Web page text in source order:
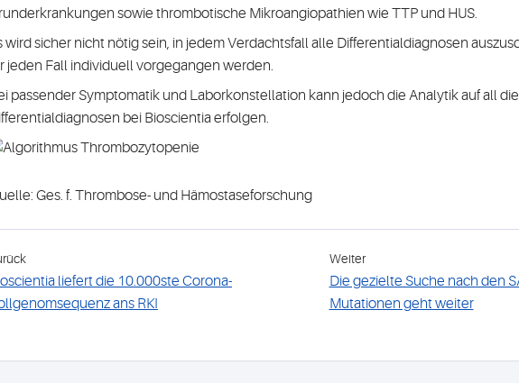
sowie thrombotische Mikroangiopathien wie TTP und HUS.
wird sicher nicht nötig sein, in jedem Verdachtsfall alle Differentialdiagnosen
jeden Fall individuell vorgegangen werden.
passender Symptomatik und Laborkonstellation kann jedoch die Analytik auf all
bei Bioscientia erfolgen.
Ges. f. Thrombose- und Hämostaseforschung
liefert die 10.000ste Corona-
ans RKI
Weiter
Die gezielte Suche nach den
Mutationen geht weiter